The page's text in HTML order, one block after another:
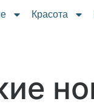
Красота